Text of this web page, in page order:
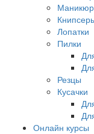
Лопатки
Пилки
Резцы
Кусачки
Онлайн курсы